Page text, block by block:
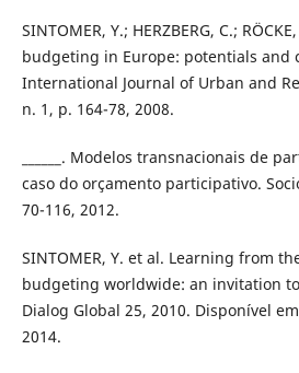
SINTOMER, Y.; HERZBERG, C.;
budgeting in Europe: potentials and
International Journal of Urban and
n. 1, p. 164-78, 2008.
______. Modelos transnacionais de
caso do orçamento participativo.
70-116, 2012.
SINTOMER, Y. et al. Learning from
budgeting worldwide: an invitation
Dialog Global 25, 2010. Disponível
2014.